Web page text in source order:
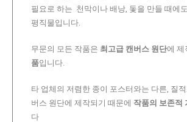
필요로 하는 천막이나 배낭, 돛을 만들 때에
평직물입니다.
무문의 모든 작품은 최고급 캔버스 원단에 제
품입니다.
타 업체의 저렴한 종이 포스터와는 다른, 질
버스 원단에 제작되기 때문에 작품의 보존적
다